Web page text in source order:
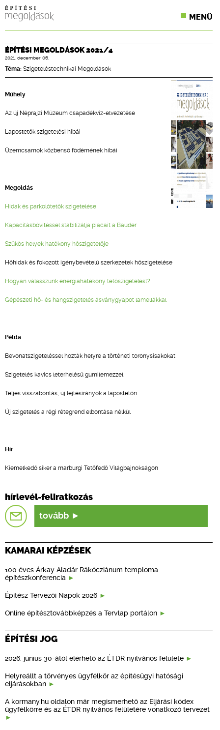
MENÜ
TERVEZÉSI SEGÉDLETEK
ÉPÍTÉSI MEGOLDÁSOK 2021/4
2021. december 06.
Téma: Szigeteléstechnikai Megoldások
Műhely
Az új Néprajzi Múzeum csapadékvíz-elvezetése
Lapostetők szigetelési hibái
Üzemcsarnok közbenső födémének hibái
Megoldás
Hidak és parkolótetők szigetelése
Kapacitásbővítéssel stabilizálja piacait a Bauder
Szűkös helyek hatékony hőszigetelője
Hőhidak és fokozott igénybevételű szerkezetek hőszigetelése
Hogyan válasszunk energiahatékony tetőszigetelést?
Gépészeti hő- és hangszigetelés ásványgyapot lamellákkal
Példa
Bevonatszigeteléssel hozták helyre a történeti toronysisakokat
Szigetelés kavics leterhelésű gumilemezzel
Teljes visszabontás, új lejtésirányok a lapostetőn
Új szigetelés a régi rétegrend elbontása nélkül
Hír
Kiemelkedő siker a marburgi Tetőfedő Világbajnokságon
hírlevél-feliratkozás
tovább
KAMARAI KÉPZÉSEK
100 éves Árkay Aladár Rákócziánum temploma
építészkonferencia
Építész Tervezői Napok 2026
Online építésztovábbképzés a Tervlap portálon
ÉPÍTÉSI JOG
2026. június 30-ától elérhető az ÉTDR nyilvános felülete
Helyreállt a törvényes ügyfélkör az építésügyi hatósági
eljárásokban
A kormany.hu oldalon már megismerhető az Eljárási kódex
ügyfélkörre és az ÉTDR nyilvános felületére vonatkozó tervezet